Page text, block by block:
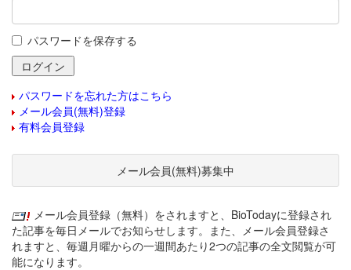
パスワードを保存する
パスワードを忘れた方はこちら
メール会員(無料)登録
有料会員登録
メール会員(無料)募集中
メール会員登録（無料）をされますと、BioTodayに登録され
た記事を毎日メールでお知らせします。また、メール会員登録さ
れますと、毎週月曜からの一週間あたり2つの記事の全文閲覧が可
能になります。